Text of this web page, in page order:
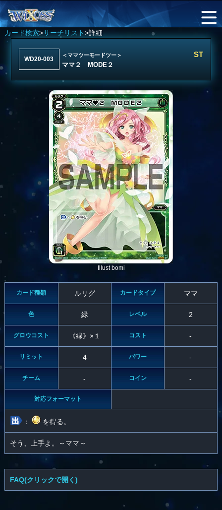
カード検索>サーチリスト>詳細
WD20-003
＜ママツーモードツー＞
ママ２ MODE２
ST
Illust bomi
カード種類 ルリグ カードタイプ ママ
色 緑 レベル 2
グロウコスト 《緑》×１ コスト -
リミット 4 パワー -
チーム - コイン -
対応フォーマット
： を得る。
そう、上手よ。～ママ～
FAQ(クリックで開く)